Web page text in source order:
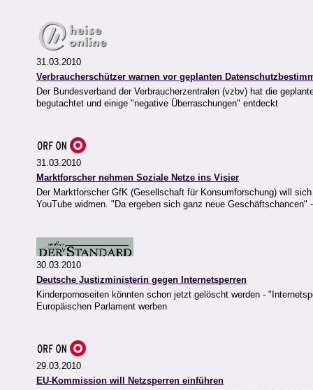
31.03.2010
Verbraucherschützer warnen vor geplanten
Der Bundesverband der Verbraucherzentralen (vzbv) hat die
begutachtet und einige "negative Überraschungen" entdeckt
31.03.2010
Marktforscher nehmen Soziale Netze ins Visier
Der Marktforscher GfK (Gesellschaft für Konsumforschung) will
YouTube widmen. "Da ergeben sich ganz neue Geschäftschancen"
30.03.2010
Deutsche Justizministerin gegen Internetsperren
Kinderpornoseiten könnten schon jetzt gelöscht werden -
Europäischen Parlament werben
29.03.2010
EU-Kommission will Netzsperren einführen